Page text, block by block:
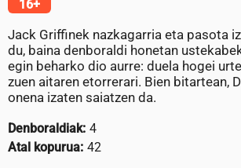
16+
Jack Griffinek nazkagarria eta pasota
du, baina denboraldi honetan
egin beharko dio aurre: duela hogei
zuen aitaren etorrerari. Bien bitartean,
onena izaten saiatzen da.
Denboraldiak: 4
Atal kopurua: 42